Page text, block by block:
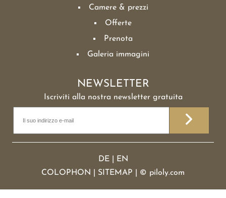
Camere & prezzi
Offerte
Prenota
Galeria immagini
NEWSLETTER
Iscriviti alla nostra newsletter gratuita
DE|
EN
COLOPHON
SITEMAP © piloly.com